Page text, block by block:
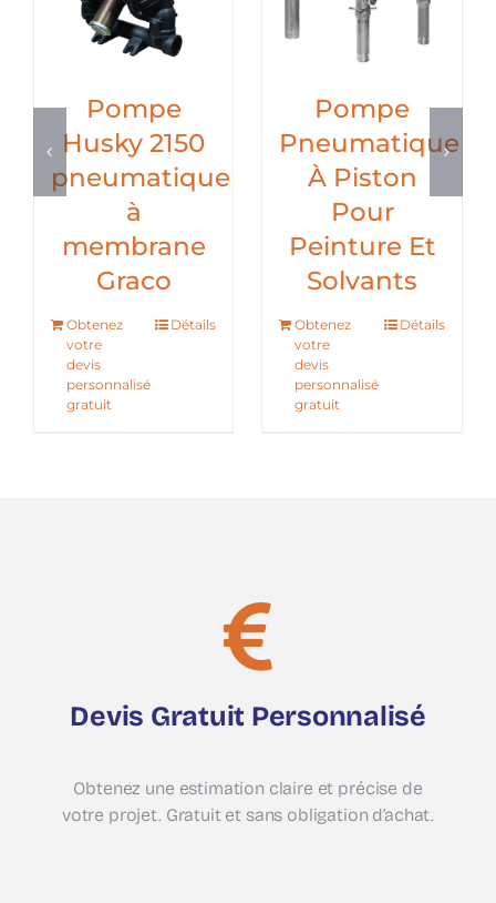
Pompe
Husky 2150
pneumatique
à
membrane
Graco
Obtenez
votre
devis
personnalisé
gratuit
Détails
Pompe
Pneumatique
À Piston
Pour
Peinture Et
Solvants
Obtenez
votre
devis
personnalisé
gratuit
Détails
Devis Gratuit Personnalisé
Obtenez une estimation claire et précise de
votre projet. Gratuit et sans obligation d’achat.